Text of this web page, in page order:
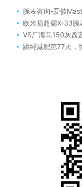
腕表咨询-爱彼
欧米茄超霸X-33腕表
VS厂海马150灰盘
跳绳减肥第77天